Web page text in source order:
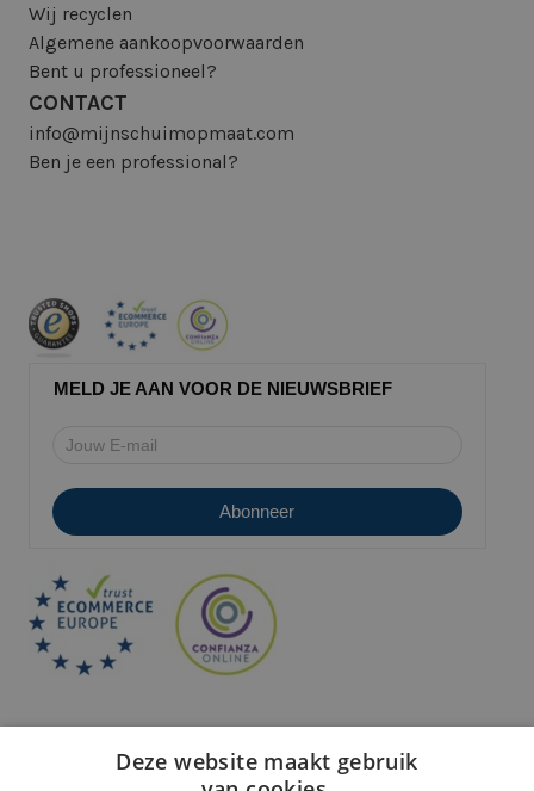
Wij recyclen
Algemene aankoopvoorwaarden
Bent u professioneel?
CONTACT
info@mijnschuimopmaat.com
Ben je een professional?
MELD JE AAN VOOR DE NIEUWSBRIEF
Deze website maakt gebruik